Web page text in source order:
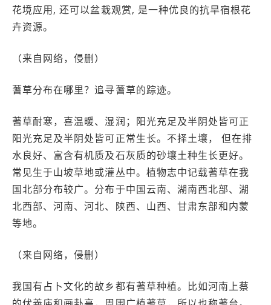
花境应用, 还可以盆栽观赏, 是一种优良的抗旱宿根花
卉资源。
（来自网络，侵删）
蓍草分布在哪里？追寻蓍草的踪迹。
蓍草耐寒，喜温暖、湿润；阳光充足及半阴处皆可正
阳光充足及半阴处皆可正常生长。不择土壤， 但在排
水良好、富含有机质及石灰质的砂壤土种生长更好。
常见生于山坡草地或灌丛中。植物志中记载蓍草在我
国北部分布较广。分布于中国云南、湖南西北部、湖
北西部、河南、河北、陕西、山西、甘肃东部和内蒙
等地。
（来自网络，侵删）
我国有占卜文化的故乡都有蓍草种植。比如河南上蔡